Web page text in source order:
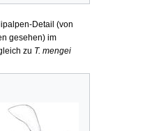
Detail (von
gesehen) im
zu T. mengei